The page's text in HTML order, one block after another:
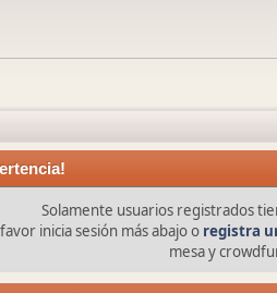
Solamente usuarios registrados
inicia sesión más abajo o registra
mesa y